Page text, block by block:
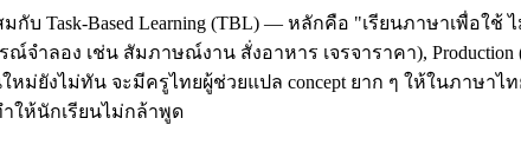
ผสมกับ Task-Based Learning (TBL) — หลักคือ "เรียนภาษาเพื่
ณ์จำลอง เช่น สัมภาษณ์งาน สั่งอาหาร เจรจาราคา),
ยังไม่ทัน จะมีครูไทยผู้ช่วยแปล concept ยาก ๆ ให้ในภาษาไท
ให้นักเรียนไม่กล้าพูด